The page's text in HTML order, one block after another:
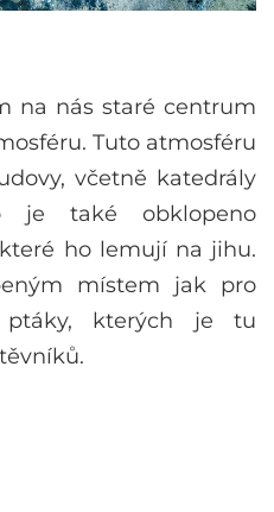
na nás staré centrum
Tuto atmosféru
včetně katedrály
je také obklopeno
ho lemují na jihu.
místem jak pro
kterých je tu